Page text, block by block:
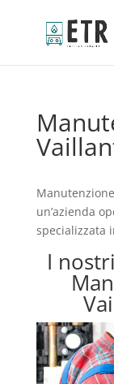
un’azienda
specializzata
I